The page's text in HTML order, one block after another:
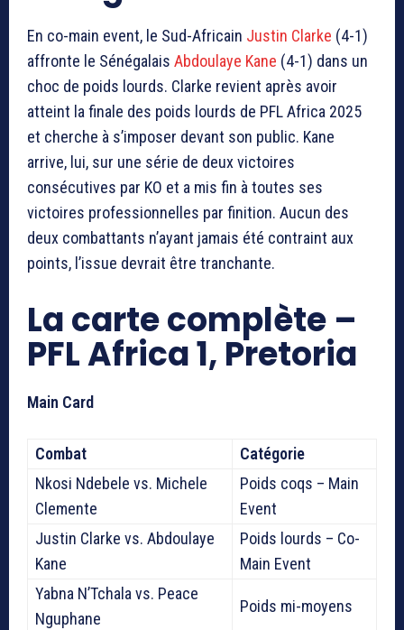
En co-main event, le Sud-Africain Justin Clarke (4-1)
affronte le Sénégalais Abdoulaye Kane (4-1) dans un
choc de poids lourds. Clarke revient après avoir
atteint la finale des poids lourds de PFL Africa 2025
et cherche à s’imposer devant son public. Kane
arrive, lui, sur une série de deux victoires
consécutives par KO et a mis fin à toutes ses
victoires professionnelles par finition. Aucun des
deux combattants n’ayant jamais été contraint aux
points, l’issue devrait être tranchante.
La carte complète –
PFL Africa 1, Pretoria
Main Card
Combat
Catégorie
Nkosi Ndebele vs. Michele
Clemente
Poids coqs – Main
Event
Justin Clarke vs. Abdoulaye
Kane
Poids lourds – Co-
Main Event
Yabna N’Tchala vs. Peace
Nguphane
Poids mi-moyens